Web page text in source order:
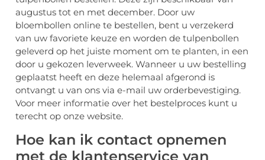
augustus tot en met december. Door uw
bloembollen online te bestellen, bent u verzekerd
van uw favoriete keuze en worden de tulpenbollen
geleverd op het juiste moment om te planten, in een
door u gekozen leverweek. Wanneer u uw bestelling
geplaatst heeft en deze helemaal afgerond is
ontvangt u van ons via e-mail uw orderbevestiging.
Voor meer informatie over het bestelproces kunt u
terecht op onze website.
Hoe kan ik contact opnemen
met de klantenservice van